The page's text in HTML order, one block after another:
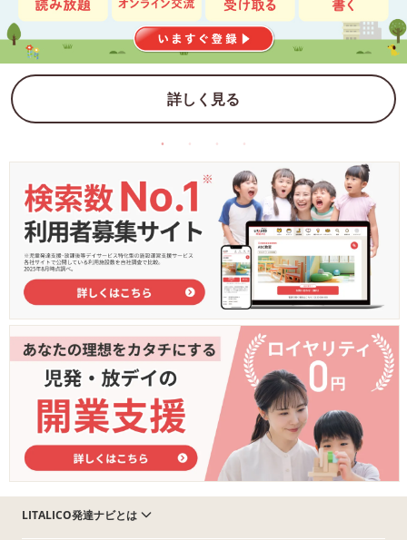
詳しく見る
LITALICO発達ナビとは